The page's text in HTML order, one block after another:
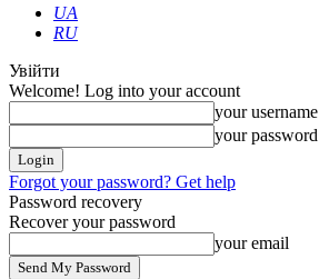
UA
RU
Увійти
Welcome! Log into your account
your username
your password
Forgot your password? Get help
Password recovery
Recover your password
your email